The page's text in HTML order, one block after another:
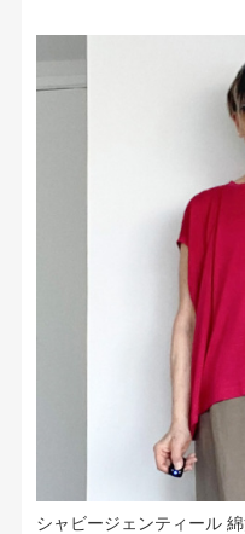
シャビージェンティール